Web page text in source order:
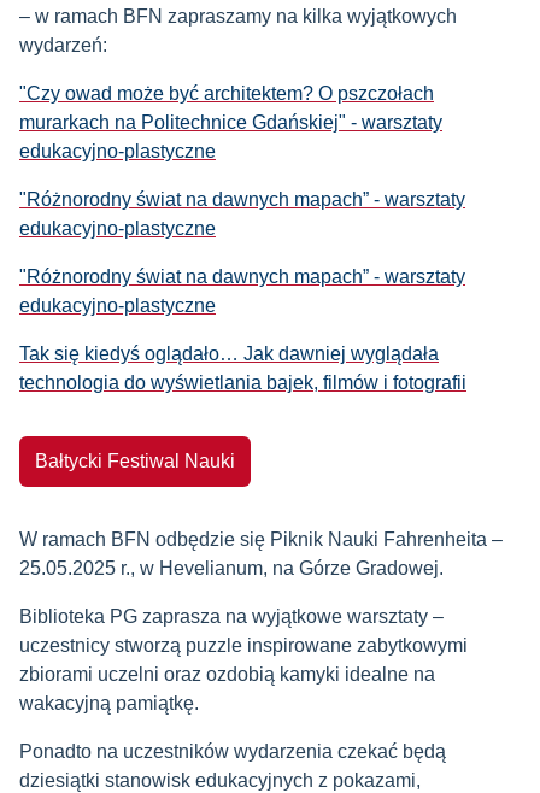
– w ramach BFN zapraszamy na kilka wyjątkowych
wydarzeń:
"Czy owad może być architektem? O pszczołach
murarkach na Politechnice Gdańskiej" - warsztaty
edukacyjno-plastyczne
"Różnorodny świat na dawnych mapach” - warsztaty
edukacyjno-plastyczne
"Różnorodny świat na dawnych mapach” - warsztaty
edukacyjno-plastyczne
Tak się kiedyś oglądało… Jak dawniej wyglądała
technologia do wyświetlania bajek, filmów i fotografii
Bałtycki Festiwal Nauki
W ramach BFN odbędzie się Piknik Nauki Fahrenheita –
25.05.2025 r., w Hevelianum, na Górze Gradowej.
Biblioteka PG zaprasza na wyjątkowe warsztaty –
uczestnicy stworzą puzzle inspirowane zabytkowymi
zbiorami uczelni oraz ozdobią kamyki idealne na
wakacyjną pamiątkę.
Ponadto na uczestników wydarzenia czekać będą
dziesiątki stanowisk edukacyjnych z pokazami,